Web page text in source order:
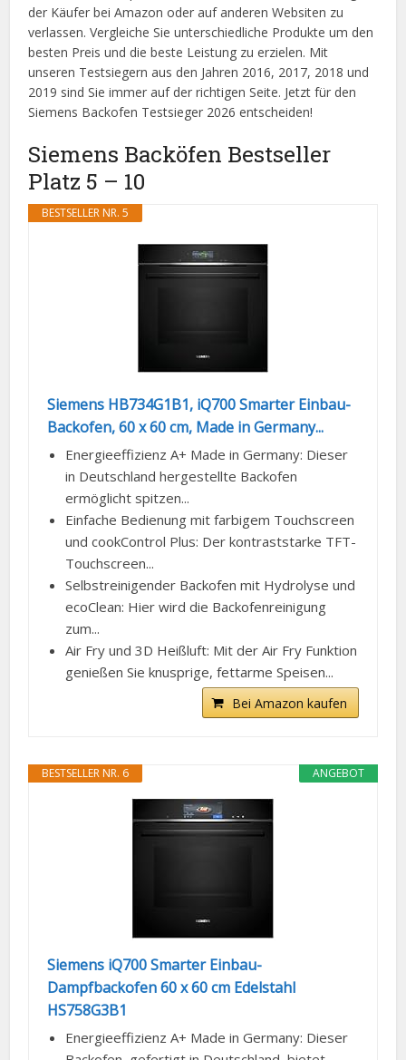
der Käufer bei Amazon oder auf anderen Websiten zu
verlassen. Vergleiche Sie unterschiedliche Produkte um den
besten Preis und die beste Leistung zu erzielen. Mit
unseren Testsiegern aus den Jahren 2016, 2017, 2018 und
2019 sind Sie immer auf der richtigen Seite. Jetzt für den
Siemens Backofen Testsieger 2026 entscheiden!
Siemens Backöfen Bestseller
Platz 5 – 10
BESTSELLER NR. 5
Siemens HB734G1B1, iQ700 Smarter Einbau-
Backofen, 60 x 60 cm, Made in Germany...
Energieeffizienz A+ Made in Germany: Dieser
in Deutschland hergestellte Backofen
ermöglicht spitzen...
Einfache Bedienung mit farbigem Touchscreen
und cookControl Plus: Der kontraststarke TFT-
Touchscreen...
Selbstreinigender Backofen mit Hydrolyse und
ecoClean: Hier wird die Backofenreinigung
zum...
Air Fry und 3D Heißluft: Mit der Air Fry Funktion
genießen Sie knusprige, fettarme Speisen...
Bei Amazon kaufen
ANGEBOT
BESTSELLER NR. 6
Siemens iQ700 Smarter Einbau-
Dampfbackofen 60 x 60 cm Edelstahl
HS758G3B1
Energieeffizienz A+ Made in Germany: Dieser